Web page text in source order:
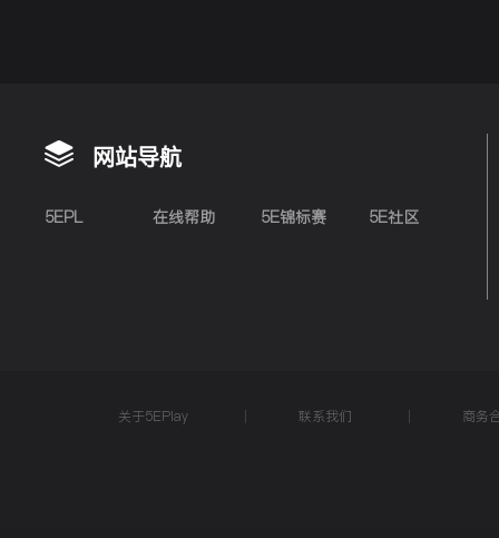
网站导航
5EPL 在线帮助 5E锦标赛 5E社区
关于5EPlay 联系我们 商务